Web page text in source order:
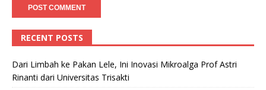
RECENT POSTS
Dari Limbah ke Pakan Lele, Ini Inovasi Mikroalga Prof Astri
Rinanti dari Universitas Trisakti